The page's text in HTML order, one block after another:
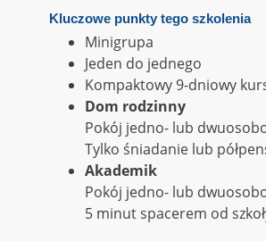
Kluczowe punkty tego szkolenia
Minigrupa
Jeden do jednego
Kompaktowy 9-dniowy
Dom rodzinny
Pokój jedno- lub
Tylko śniadanie lub
Akademik
Pokój jedno- lub
5 minut spacerem od